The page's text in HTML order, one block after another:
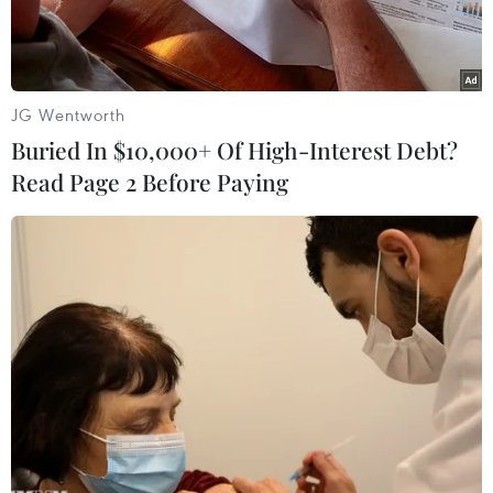
Nhà lãnh đạo Triều Tiên Kim Jong-un (thứ 2, trái) cùng phu
nhân Ri Sol Ju (trái), Tổng thống Hàn Quốc Moon Jae-in (thứ 2,
phải) cùng phu nhân Kim Jung-sook (phải) dự lễ bế mạc hội
nghị tại làng đình chiến Panmunjom tối 27/4. (Nguồn:
Báo chí Triều Tiên ngày 28/4 đã ca ngợi kết quả
JG Wentworth
Buried In $10,000+ Of High-Interest Debt?
Read Page 2 Before Paying